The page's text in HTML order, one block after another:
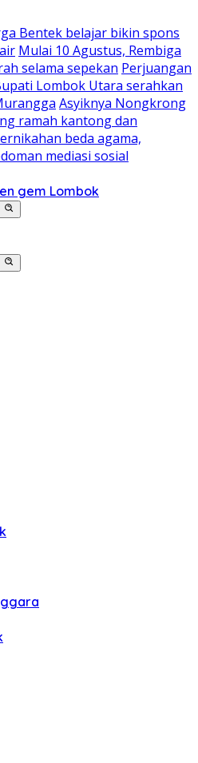
Bentek belajar bikin spons
Mulai 10 Agustus, Rembiga
selama sepekan Perjuangan
Lombok Utara serahkan
Asyiknya Nongkrong
ramah kantong dan
beda agama,
mediasi sosial
gem Lombok